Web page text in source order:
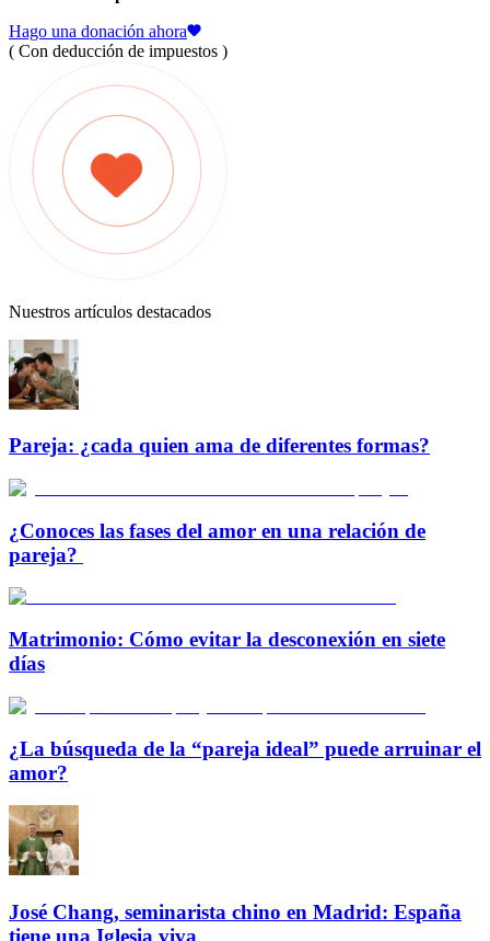
Hago una donación ahora
( Con deducción de impuestos )
Nuestros artículos destacados
Pareja: ¿cada quien ama de diferentes formas?
¿Conoces las fases del amor en una relación de
pareja?
Matrimonio: Cómo evitar la desconexión en siete
días
¿La búsqueda de la “pareja ideal” puede arruinar el
amor?
José Chang, seminarista chino en Madrid: España
tiene una Iglesia viva